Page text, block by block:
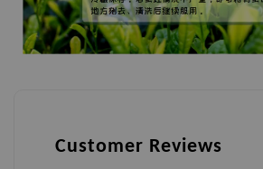
Customer Reviews